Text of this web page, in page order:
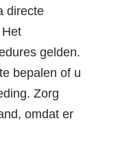
directe
gelden.
bepalen of u
Zorg
omdat er